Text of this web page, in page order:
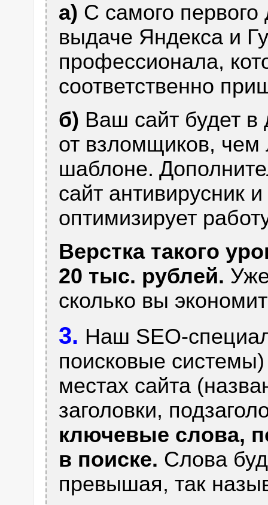
а) С самого
выдаче Яндекса и
профессионала,
соответственно
б) Ваш сайт будет
от взломщиков,
шаблоне.
сайт антивирусник
оптимизирует
Верстка такого
20 тыс. рублей.
сколько вы
3. Наш SEO-
поисковые
местах сайта
заголовки,
ключевые слова,
в поиске. Слова
превышая, так